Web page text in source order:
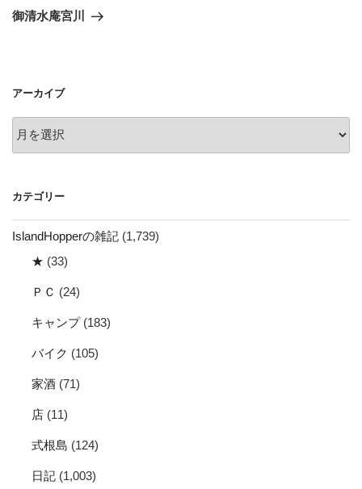
ゲ
ン
の
御清水庵宮川
アーカイブ
ー
ブ
カテゴリー
IslandHopperの雑記 (1,739)
★ (33)
ＰＣ (24)
キャンプ(183)
バイク (105)
家酒 (71)
店 (11)
式根島 (124)
日記 (1,003)